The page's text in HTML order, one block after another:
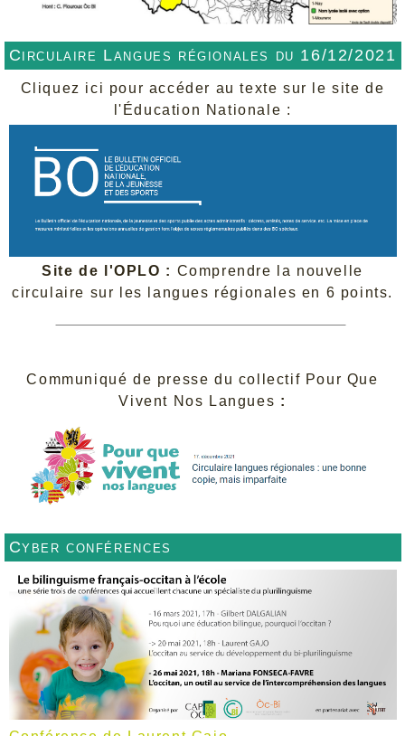
Circulaire Langues régionales du 16/12/2021
Cliquez ici pour accéder au texte sur le site de
l'Éducation Nationale :
Site de l'OPLO : Comprendre la nouvelle
circulaire sur les langues régionales en 6 points.
Communiqué de presse du collectif Pour Que
Vivent Nos Langues :
Cyber conférences